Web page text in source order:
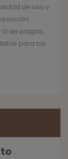
de uso y
de plagas,
para tus